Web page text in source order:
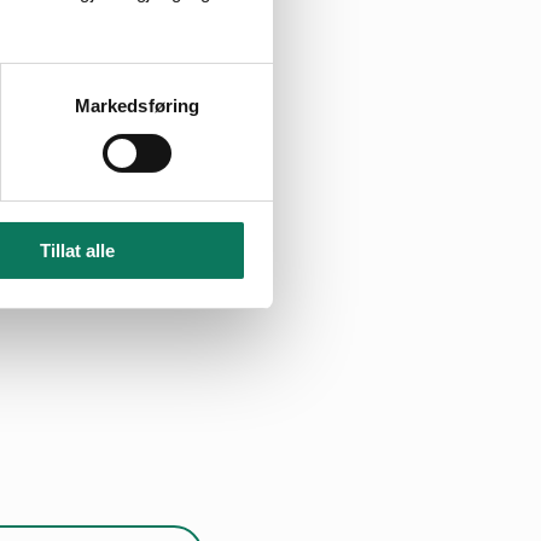
Markedsføring
Tillat alle
av
også til rette
med
bli større hvis